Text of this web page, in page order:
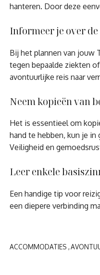
hanteren. Door deze
Informeer je over
Bij het plannen van jouw
tegen bepaalde ziekten
avontuurlijke reis naar
Neem kopieën van
Het is essentieel om
hand te hebben, kun je
Veiligheid en
Leer enkele
Een handige tip voor
een diepere verbinding
ACCOMMODATIES